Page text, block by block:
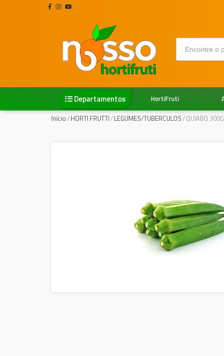
Departamentos
HortiFruti
Início/HORTI FRUTTI/LEGUMES/TUBERCULOS/QUIABO 300G